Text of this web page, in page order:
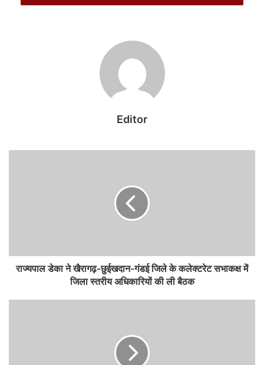
August 8, 2026
कार्यशाला में राज्य शासन के अधिकारियों को मानिटरिंग और इवैल्यूएशन के मूल
परिणामों का विश्लेषण के संबंध में प्रशिक्षण दिया गया। मूल्यांकन का वैज्ञानिक
ऑफ चेंज का उपयोग, डेटा संग्रह की पद्धतियां, प्रभावी नीति निर्माण के लिए डेटा
कार्यशाला में प्रोग्राम/स्कीम इवैल्यूएशन के महत्व, उसके विभिन्न प्रकार, तरीकों,
सफलता और विफलता का विश्लेषण किया जा सकता हैए बल्कि सुधार के लिए
आवश्यक कदम भी उठाए जा सकते हैं।
प्रशिक्षण के दौरान डेटा संग्रह, विश्लेषण तकनीक, निगरानी एवं मूल्यांकन के
मूल्यांकन और परिणाम मूल्यांकन जैसे महत्वपूर्ण पहलुओं से भी अवगत कराया गया।
Editor
राज्यपाल डेका ने खैरागढ़-छुईखदान-गंडई जिले के कलेक्टरेट सभाकक्ष में
जिला स्तरीय अधिकारियों की ली बैठक